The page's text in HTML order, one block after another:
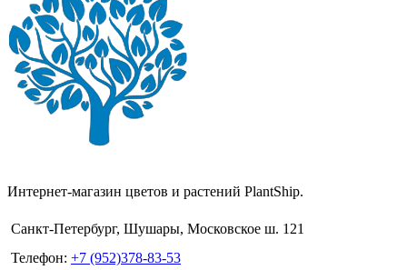
Интернет-магазин цветов и растений PlantShip.
Санкт-Петербург, Шушары, Московское ш. 121
Телефон: +7 (952)378-83-53